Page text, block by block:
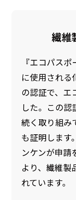
繊維
『エコパス
に使用される
の認証で、エ
した。この
続く取り組み
も証明します
ンケンが申請
より、繊維製
れています。